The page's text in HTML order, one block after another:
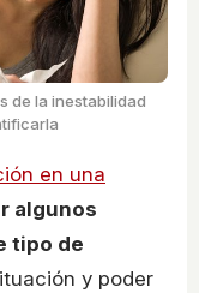
de la inestabilidad
en una
algunos
tipo de
y poder